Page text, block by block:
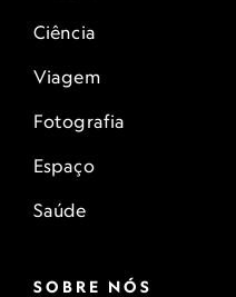
Ciência
Viagem
Fotografia
Espaço
Saúde
SOBRE NÓS